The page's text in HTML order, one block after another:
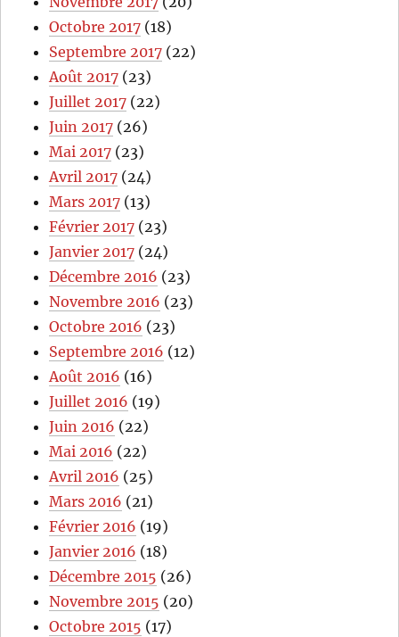
Octobre 2017 (18)
Septembre 2017 (22)
Août 2017 (23)
Juillet 2017 (22)
Juin 2017 (26)
Mai 2017 (23)
Avril 2017 (24)
Mars 2017 (13)
Février 2017 (23)
Janvier 2017 (24)
Décembre 2016 (23)
Novembre 2016 (23)
Octobre 2016 (23)
Septembre 2016 (12)
Août 2016 (16)
Juillet 2016 (19)
Juin 2016 (22)
Mai 2016 (22)
Avril 2016 (25)
Mars 2016 (21)
Février 2016 (19)
Janvier 2016 (18)
Décembre 2015 (26)
Novembre 2015 (20)
Octobre 2015 (17)